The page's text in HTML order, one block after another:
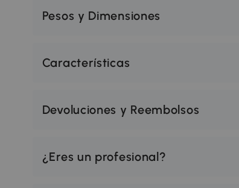
Pesos y Dimensiones
Características
Devoluciones y Reembolsos
¿Eres un profesional?